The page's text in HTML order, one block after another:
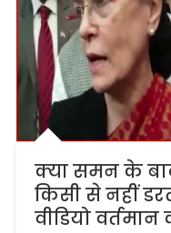
क्या समन के
किसी से नहीं
वीडियो